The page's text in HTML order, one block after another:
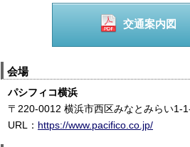
交通案内図
会場
パシフィコ横浜
〒220-0012 横浜市西区みなとみらい1-
URL： https://www.pacifico.co.jp/